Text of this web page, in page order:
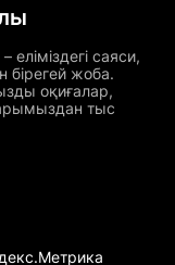
саяси,
бірегей жоба.
оқиғалар,
тыс